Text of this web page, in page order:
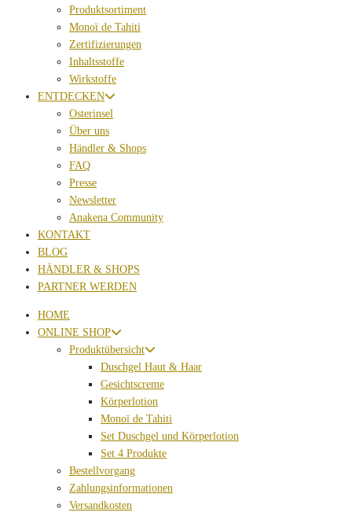
Produktsortiment
Monoï de Tahiti
Zertifizierungen
Inhaltsstoffe
Wirkstoffe
ENTDECKEN
Osterinsel
Über uns
Händler & Shops
FAQ
Presse
Newsletter
Anakena Community
KONTAKT
BLOG
HÄNDLER & SHOPS
PARTNER WERDEN
HOME
ONLINE SHOP
Produktübersicht
Duschgel Haut & Haar
Gesichtscreme
Körperlotion
Monoï de Tahiti
Set Duschgel und Körperlotion
Set 4 Produkte
Bestellvorgang
Zahlungsinformationen
Versandkosten